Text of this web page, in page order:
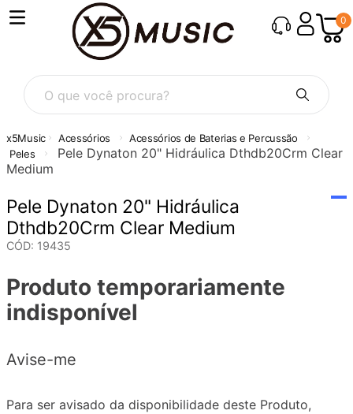
0
O que você procura?
Acessórios
Acessórios de Baterias e Percussão
Peles
Pele Dynaton 20" Hidráulica Dthdb20Crm Clear
Medium
Pele Dynaton 20" Hidráulica
Dthdb20Crm Clear Medium
CÓD: 19435
Produto temporariamente
indisponível
Avise-me
Para ser avisado da disponibilidade deste Produto,